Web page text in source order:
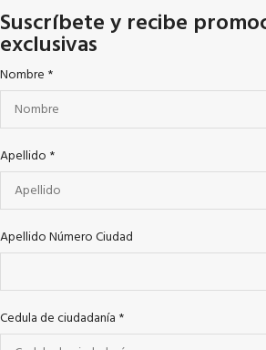
Suscríbete y recibe
exclusivas
Nombre *
Apellido *
Apellido Número Ciudad
Cedula de ciudadanía *